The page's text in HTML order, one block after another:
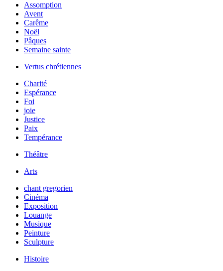
Assomption
Avent
Carême
Noël
Pâques
Semaine sainte
Vertus chrétiennes
Charité
Espérance
Foi
joie
Justice
Paix
Tempérance
Théâtre
Arts
chant gregorien
Cinéma
Exposition
Louange
Musique
Peinture
Sculpture
Histoire